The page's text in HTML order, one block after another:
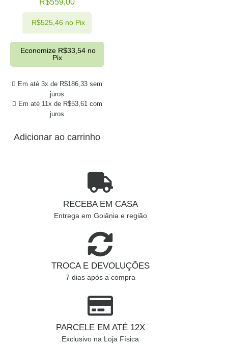
R$559,00
Em até 3x de R$186,33 sem
juros
Em até 11x de R$53,61 com
juros
R$525,46 no Pix
Economize R$33,54 no
Pix
Adicionar ao carrinho
RECEBA EM CASA
Entrega em Goiânia e região
TROCA E DEVOLUÇÕES
7 dias após a compra
PARCELE EM ATÉ 12X
Exclusivo na Loja Física